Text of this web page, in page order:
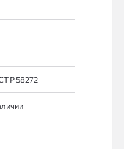
Р 58272